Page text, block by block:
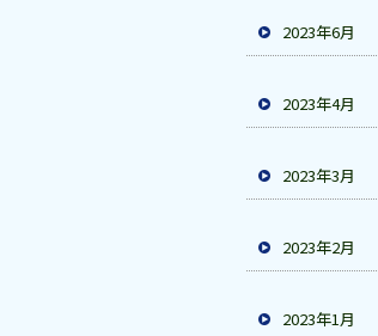
2023年6月
2023年4月
2023年3月
2023年2月
2023年1月